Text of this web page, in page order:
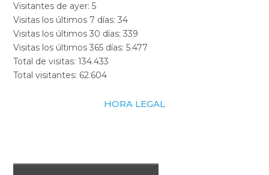
Visitantes de ayer:5
Visitas los últimos 7 días:34
Visitas los últimos 30 días:339
Visitas los últimos 365 días:5.477
Total de visitas:134.433
Total visitantes: 62.604
HORA LEGAL